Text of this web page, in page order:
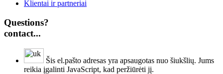
Klientai ir partneriai
Questions?
contact...
Šis el.pašto adresas yra apsaugotas nuo šiukšlių. Jums
reikia įgalinti JavaScript, kad peržiūrėti jį.